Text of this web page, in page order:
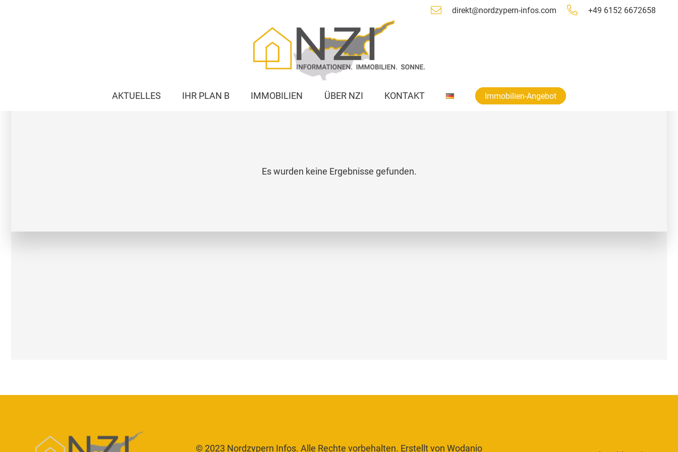
direkt@nordzypern-infos.com +49 6152 6672658
AKTUELLES IHR PLAN B IMMOBILIEN ÜBER NZI KONTAKT Immobilien-Angebot
Es wurden keine Ergebnisse gefunden.
© 2023 Nordzypern Infos. Alle Rechte vorbehalten. Erstellt von Wodanio